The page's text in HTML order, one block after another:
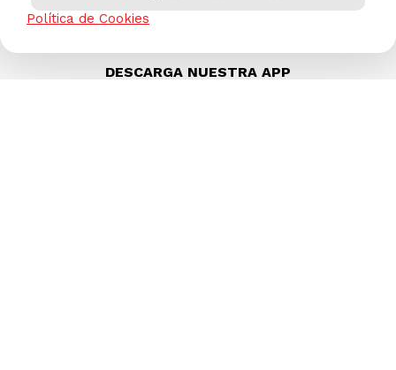
DESCARGA NUESTRA APP
Política de Cookies